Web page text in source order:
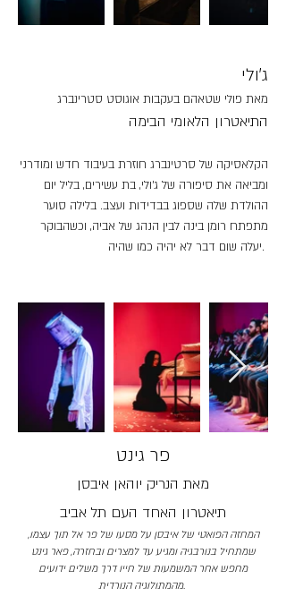
ג׳ולי
מאת פולי שטאהם בעקבות אוגוסט סטרינברג
הקלאסיקה של סרטינברג חוזרת בעיבוד חדש ומודרני
ומביאה את סיפורה של ג׳ולי, בת עשירים, בליל יום
ההולדת שלה שספוג בבדידות ועצב. בלילה סוער
מתפתח רומן בינה לבין הנהג של אביה, וכשהבוקר
יעלה שום דבר לא יהיה כמו שהיה.
פר גינט
מאת הנריק יוהאן איבסן
תיאטרון האחד העם תל אביב
המחזה הפואטי של איבסן על מסעו של פר אל תוך עצמו,
שמתחיל בנורבגיה ומגיע עד למצרים ובחזרה, פאר גינט
מחפש אחר המשמעות של חייו דרך משלים ידועים
מהמתולוגיה הנורדית.